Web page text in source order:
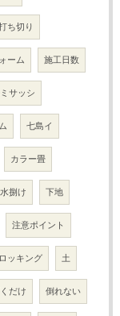
ち切り
ーム 施工日数
サッシ
七島イ
カラー畳
水捌け 下地
注意ポイント
ッキング 土
だけ 倒れない